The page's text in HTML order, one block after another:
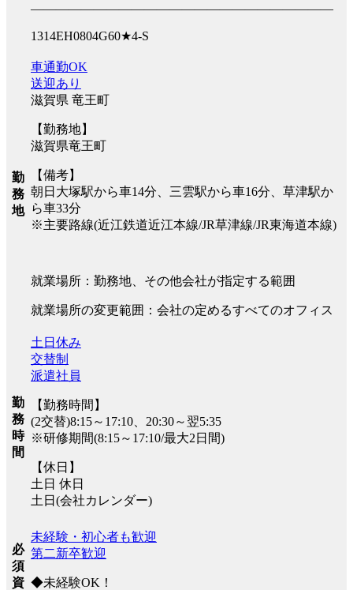
――――――――――――――――――――――――
1314EH0804G60★4-S
勤
務
地
車通勤OK
送迎あり
滋賀県 竜王町
【勤務地】
滋賀県竜王町
【備考】
朝日大塚駅から車14分、三雲駅から車16分、草津駅か
ら車33分
※主要路線(近江鉄道近江本線/JR草津線/JR東海道本線)
就業場所：勤務地、その他会社が指定する範囲
就業場所の変更範囲：会社の定めるすべてのオフィス
勤
務
時
間
土日休み
交替制
派遣社員
【勤務時間】
(2交替)8:15～17:10、20:30～翌5:35
※研修期間(8:15～17:10/最大2日間)
【休日】
土日 休日
土日(会社カレンダー)
必
須
資
未経験・初心者も歓迎
第二新卒歓迎
◆未経験OK！